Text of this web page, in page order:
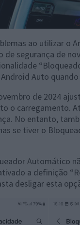
ao utilizar o
de segurança de
Auto quando
de 2024
o carregamento.
No entanto,
se tiver o
Automático
a definição
desligar esta